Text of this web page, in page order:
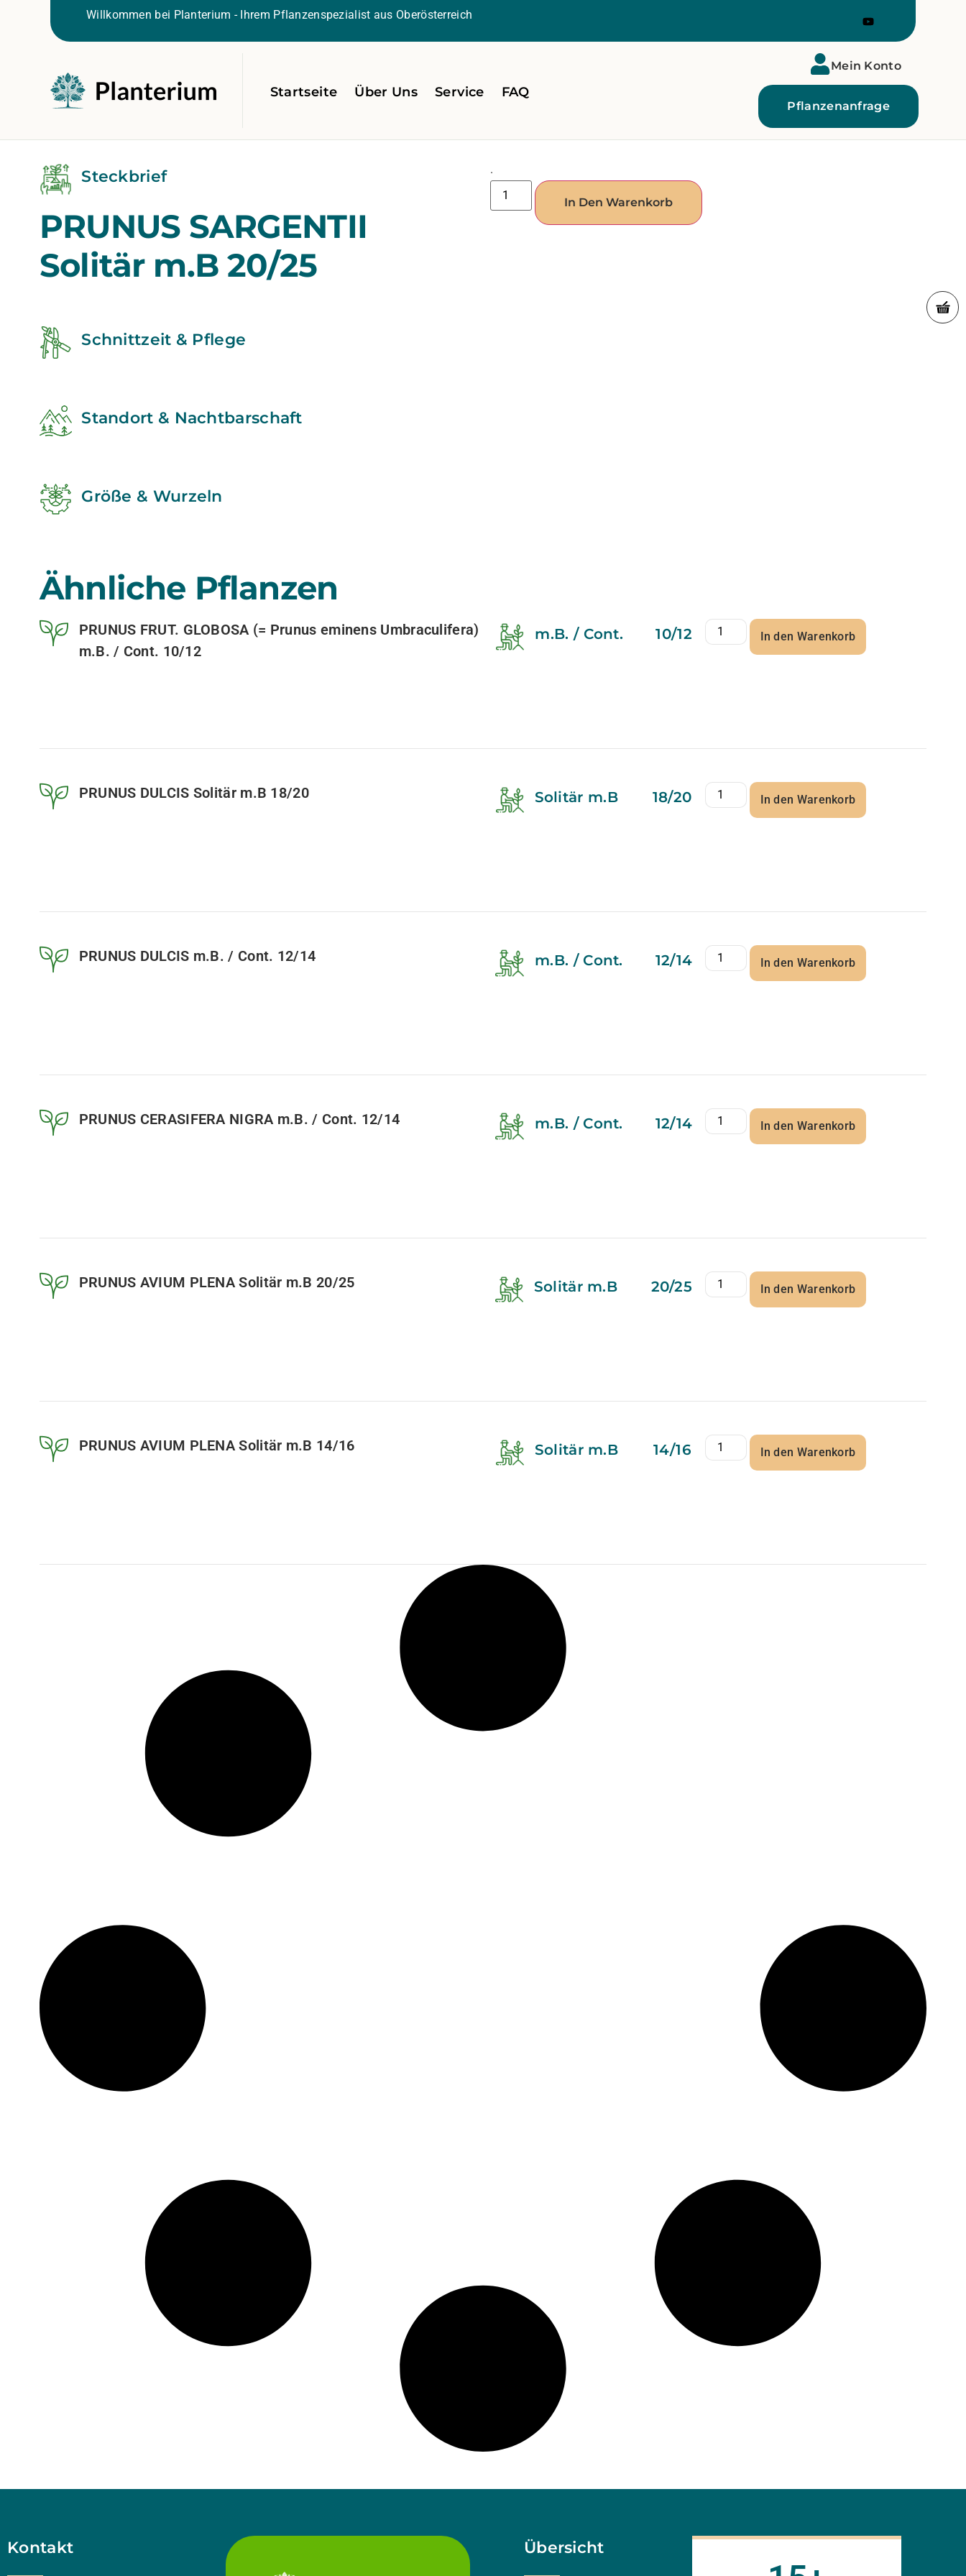
Willkommen bei Planterium - Ihrem Pflanzenspezialist aus Oberösterreich
Startseite Über Uns Service FAQ
Mein Konto
Pflanzenanfrage
Steckbrief
PRUNUS SARGENTII
Solitär m.B 20/25
.
In Den Warenkorb
Schnittzeit & Pflege
Standort & Nachtbarschaft
Größe & Wurzeln
Ähnliche Pflanzen
PRUNUS FRUT. GLOBOSA (= Prunus eminens Umbraculifera)
m.B. / Cont. 10/12
m.B. / Cont. 10/12 In den Warenkorb
PRUNUS DULCIS Solitär m.B 18/20 Solitär m.B 18/20 In den Warenkorb
PRUNUS DULCIS m.B. / Cont. 12/14 m.B. / Cont. 12/14 In den Warenkorb
PRUNUS CERASIFERA NIGRA m.B. / Cont. 12/14 m.B. / Cont. 12/14 In den Warenkorb
PRUNUS AVIUM PLENA Solitär m.B 20/25 Solitär m.B 20/25 In den Warenkorb
PRUNUS AVIUM PLENA Solitär m.B 14/16 Solitär m.B 14/16 In den Warenkorb
Kontakt Übersicht